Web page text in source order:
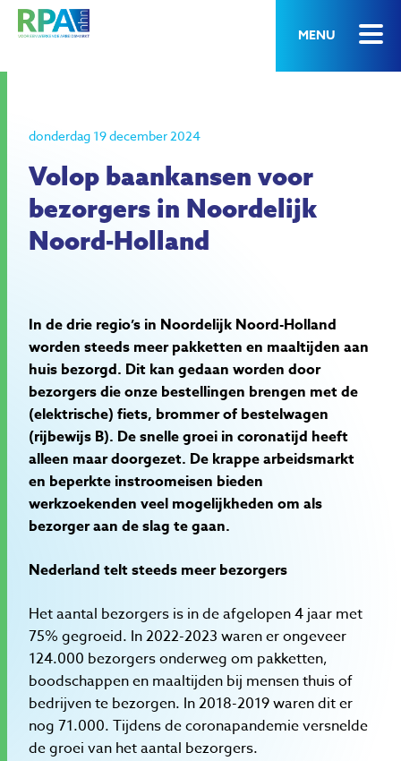
MENU
donderdag 19 december 2024
Volop baankansen voor
bezorgers in Noordelijk
Noord-Holland
In de drie regio’s in Noordelijk Noord-Holland
worden steeds meer pakketten en maaltijden aan
huis bezorgd. Dit kan gedaan worden door
bezorgers die onze bestellingen brengen met de
(elektrische) fiets, brommer of bestelwagen
(rijbewijs B). De snelle groei in coronatijd heeft
alleen maar doorgezet. De krappe arbeidsmarkt
en beperkte instroomeisen bieden
werkzoekenden veel mogelijkheden om als
bezorger aan de slag te gaan.
Nederland telt steeds meer bezorgers
Het aantal bezorgers is in de afgelopen 4 jaar met
75% gegroeid. In 2022-2023 waren er ongeveer
124.000 bezorgers onderweg om pakketten,
boodschappen en maaltijden bij mensen thuis of
bedrijven te bezorgen. In 2018-2019 waren dit er
nog 71.000. Tijdens de coronapandemie versnelde
de groei van het aantal bezorgers.